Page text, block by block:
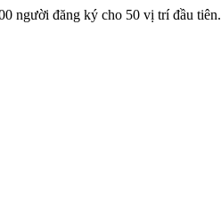
người đăng ký cho 50 vị trí đầu tiên.